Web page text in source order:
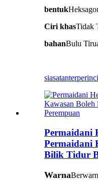
bentuk
Ciri khasTidak
bahanBulu
siasatanterperinci
Permaidani
Permaidani
Bilik Tidur
Warna